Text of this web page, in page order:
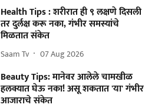
Health Tips : शरीरात ही ९ लक्षणे दिसली
तर दुर्लक्ष करू नका, गंभीर समस्यांचे
मिळतात संकेत
Saam Tv 07 Aug 2026
Beauty Tips: मानेवर आलेले चामखीळ
हलक्यात घेऊ नका! असू शकतात 'या' गंभीर
आजाराचे संकेत